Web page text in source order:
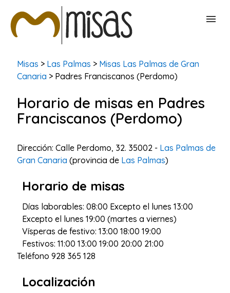
BUSCAR MISAS
Misas > Las Palmas > Misas Las Palmas de Gran
Canaria > Padres Franciscanos (Perdomo)
Horario de misas en Padres
Franciscanos (Perdomo)
Dirección: Calle Perdomo, 32. 35002 - Las Palmas de
Gran Canaria (provincia de Las Palmas)
Horario de misas
Días laborables: 08:00 Excepto el lunes 13:00
Excepto el lunes 19:00 (martes a viernes)
Vísperas de festivo: 13:00 18:00 19:00
Festivos: 11:00 13:00 19:00 20:00 21:00
Teléfono 928 365 128
Localización